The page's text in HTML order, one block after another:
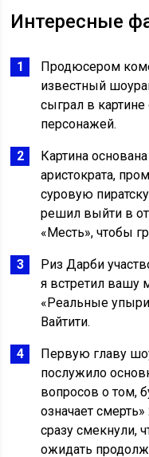
Интересные
Продюсером
известный
сыграл в
персонажей.
Картина
аристократа,
суровую
решил выйти в
«Месть», чтобы
Риз Дарби
я встретил вашу
«Реальные
Вайтити.
Первую главу
послужило
вопросов о том,
означает
сразу смекнули,
ожидать